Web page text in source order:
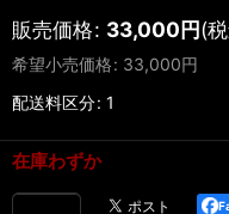
販売価格: 33,000円(
希望小売価格: 33,000円
配送料区分: 1
在庫わずか